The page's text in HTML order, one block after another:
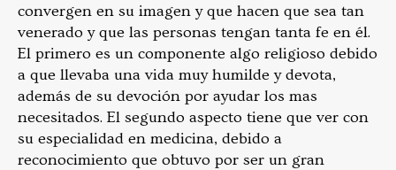
convergen en su imagen y que hacen que sea tan
venerado y que las personas tengan tanta fe en él.
El primero es un componente algo religioso debido
a que llevaba una vida muy humilde y devota,
además de su devoción por ayudar los mas
necesitados. El segundo aspecto tiene que ver con
su especialidad en medicina, debido a
reconocimiento que obtuvo por ser un gran